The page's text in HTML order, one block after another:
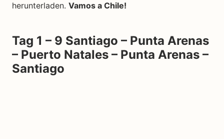
herunterladen. Vamos a Chile!
Tag 1 – 9 Santiago – Punta Arenas
– Puerto Natales – Punta Arenas –
Santiago